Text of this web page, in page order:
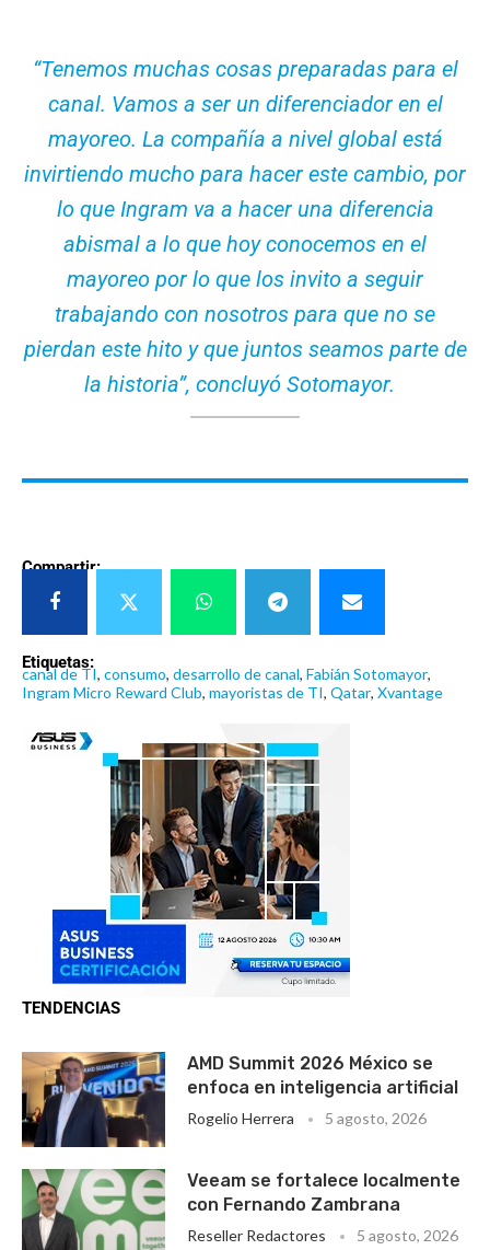
“Tenemos muchas cosas preparadas para el
canal. Vamos a ser un diferenciador en el
mayoreo. La compañía a nivel global está
invirtiendo mucho para hacer este cambio, por
lo que Ingram va a hacer una diferencia
abismal a lo que hoy conocemos en el
mayoreo por lo que los invito a seguir
trabajando con nosotros para que no se
pierdan este hito y que juntos seamos parte de
la historia”, concluyó Sotomayor.
Compartir:
Etiquetas:
canal de TI, consumo, desarrollo de canal, Fabián Sotomayor,
Ingram Micro Reward Club, mayoristas de TI, Qatar, Xvantage
TENDENCIAS
AMD Summit 2026 México se
enfoca en inteligencia artificial
Rogelio Herrera 5 agosto, 2026
Veeam se fortalece localmente
con Fernando Zambrana
Reseller Redactores 5 agosto, 2026